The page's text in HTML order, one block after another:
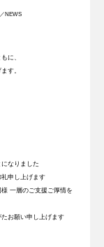
NEWS
に、
す。
なりました
申し上げます
一層のご支援ご厚情を
お願い申し上げます